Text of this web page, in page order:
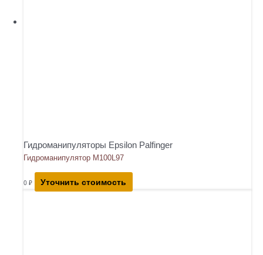
Гидроманипуляторы Epsilon Palfinger
Гидроманипулятор M100L97
0 ₽ Уточнить стоимость